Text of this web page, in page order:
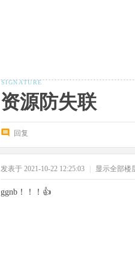
资源防失联
回复
发表于 2021-10-22 12:25:03 显示全部楼
ggnb！！！👍